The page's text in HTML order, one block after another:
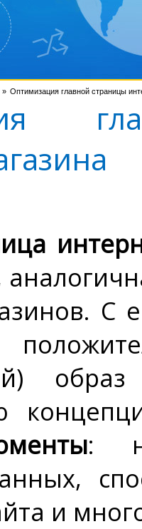
Оптимизация главной страницы
образ
:
и